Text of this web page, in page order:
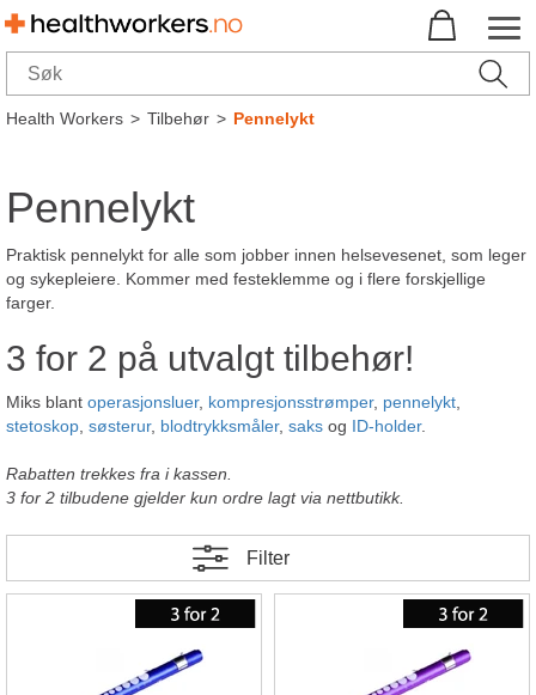
Health Workers>Tilbehør>Pennelykt
Pennelykt
Praktisk pennelykt for alle som jobber innen helsevesenet, som leger
og sykepleiere. Kommer med festeklemme og i flere forskjellige
farger.
3 for 2 på utvalgt tilbehør!
Miks blant operasjonsluer, kompresjonsstrømper, pennelykt
stetoskop søsterur, blodtrykksmåler, saks og ID-holder.
Rabatten trekkes fra i kassen.
3 for 2 tilbudene gjelder kun ordre lagt via nettbutikk.
Filter